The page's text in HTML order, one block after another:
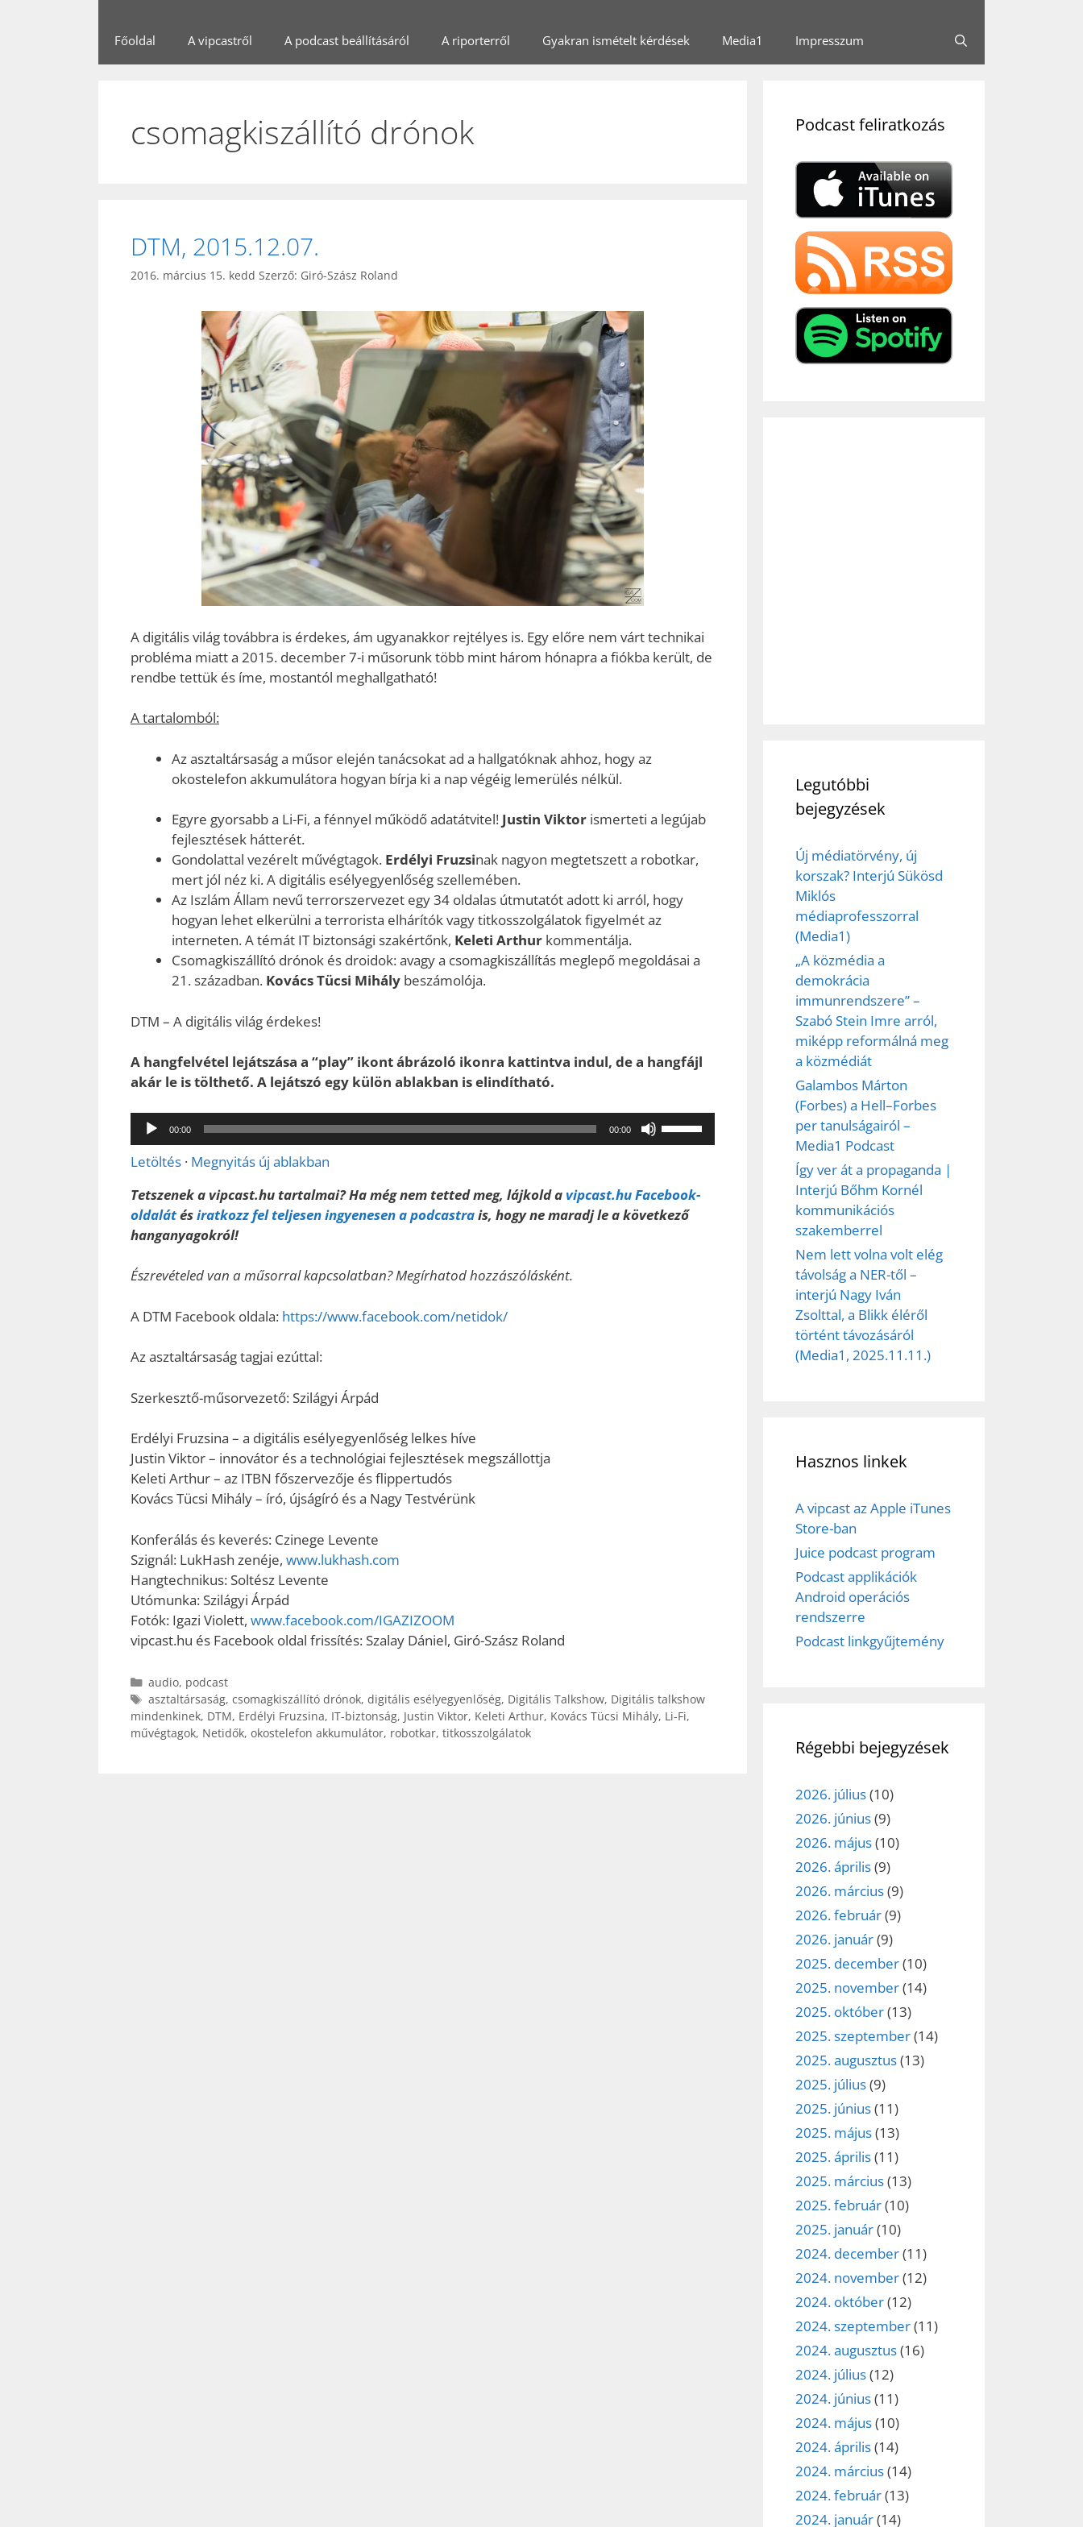
Főoldal A vipcastről A podcast beállításáról A riporterről Gyakran ismételt kérdések Media1 Impresszum
csomagkiszállító drónok
DTM, 2015.12.07.
2016. március 15. kedd Szerző: Giró-Szász Roland
A digitális világ továbbra is érdekes, ám ugyanakkor rejtélyes is. Egy előre nem várt technikai
probléma miatt a 2015. december 7-i műsorunk több mint három hónapra a fiókba került, de
rendbe tettük és íme, mostantól meghallgatható!
A tartalomból:
Az asztaltársaság a műsor elején tanácsokat ad a hallgatóknak ahhoz, hogy az
okostelefon akkumulátora hogyan bírja ki a nap végéig lemerülés nélkül.
Egyre gyorsabb a Li-Fi, a fénnyel működő adatátvitel! Justin Viktor ismerteti a legújab
fejlesztések hátterét.
Gondolattal vezérelt művégtagok. Erdélyi Fruzsinak nagyon megtetszett a robotkar,
mert jól néz ki. A digitális esélyegyenlőség szellemében.
Az Iszlám Állam nevű terrorszervezet egy 34 oldalas útmutatót adott ki arról, hogy
hogyan lehet elkerülni a terrorista elhárítók vagy titkosszolgálatok figyelmét az
interneten. A témát IT biztonsági szakértőnk, Keleti Arthur kommentálja.
Csomagkiszállító drónok és droidok: avagy a csomagkiszállítás meglepő megoldásai a
21. században. Kovács Tücsi Mihály beszámolója.
DTM – A digitális világ érdekes!
A hangfelvétel lejátszása a “play” ikont ábrázoló ikonra kattintva indul, de a hangfájl
akár le is tölthető. A lejátszó egy külön ablakban is elindítható.
Audió
lejátszó
00:00 00:00
hangerő
csökkentéséhez
a
Letöltés · Megnyitás új ablakban
Tetszenek a vipcast.hu tartalmai? Ha még nem tetted meg, lájkold a vipcast.hu Facebook-
oldalátésiratkozz fel teljesen ingyenesen a podcastrais, hogy ne maradj le a következő
hanganyagokról!
Észrevételed van a műsorral kapcsolatban? Megírhatod hozzászólásként.
A DTM Facebook oldala: https://www.facebook.com/netidok/
Az asztaltársaság tagjai ezúttal:
Szerkesztő-műsorvezető: Szilágyi Árpád
Erdélyi Fruzsina – a digitális esélyegyenlőség lelkes híve
Justin Viktor – innovátor és a technológiai fejlesztések megszállottja
Keleti Arthur – az ITBN főszervezője és flippertudós
Kovács Tücsi Mihály – író, újságíró és a Nagy Testvérünk
Konferálás és keverés: Czinege Levente
Szignál: LukHash zenéje, www.lukhash.com
Hangtechnikus: Soltész Levente
Utómunka: Szilágyi Árpád
Fotók: Igazi Violett, www.facebook.com/IGAZIZOOM
vipcast.hu és Facebook oldal frissítés: Szalay Dániel, Giró-Szász Roland
Kategória
audio, podcast
Címkék
asztaltársaság, csomagkiszállító drónok, digitális esélyegyenlőség, Digitális Talkshow, Digitális talkshow
mindenkinek, DTM, Erdélyi Fruzsina, IT-biztonság, Justin Viktor, Keleti Arthur, Kovács Tücsi Mihály, Li-Fi,
művégtagok, Netidők, okostelefon akkumulátor, robotkar, titkosszolgálatok
Podcast feliratkozás
Legutóbbi
bejegyzések
Új médiatörvény, új
korszak? Interjú Sükösd
Miklós
médiaprofesszorral
(Media1)
„A közmédia a
demokrácia
immunrendszere” –
Szabó Stein Imre arról,
miképp reformálná meg
a közmédiát
Galambos Márton
(Forbes) a Hell–Forbes
per tanulságairól –
Media1 Podcast
Így ver át a propaganda |
Interjú Bőhm Kornél
kommunikációs
szakemberrel
Nem lett volna volt elég
távolság a NER-től –
interjú Nagy Iván
Zsolttal, a Blikk éléről
történt távozásáról
(Media1, 2025.11.11.)
Hasznos linkek
A vipcast az Apple iTunes
Store-ban
Juice podcast program
Podcast applikációk
Android operációs
rendszerre
Podcast linkgyűjtemény
Régebbi bejegyzések
2026. július(10)
2026. június(9)
2026. május(10)
2026. április(9)
2026. március(9)
2026. február(9)
2026. január(9)
2025. december(10)
2025. november(14)
2025. október(13)
2025. szeptember(14)
2025. augusztus(13)
2025. július(9)
2025. június(11)
2025. május(13)
2025. április(11)
2025. március(13)
2025. február(10)
2025. január(10)
2024. december(11)
2024. november(12)
2024. október(12)
2024. szeptember(11)
2024. augusztus(16)
2024. július(12)
2024. június(11)
2024. május(10)
2024. április(14)
2024. március(14)
2024. február(13)
2024. január(14)